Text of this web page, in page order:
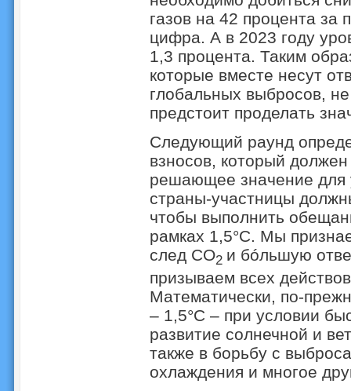
газов на 42 процента за
цифра. А в 2023 году
1,3 процента. Таким
которые вместе несут
глобальных выбросов,
предстоит проделать
Следующий раунд
взносов, который
решающее значение для
страны-участницы
чтобы выполнить
рамках 1,5°C. Мы
след CO2 и бóльшую
призываем всех
Математически, по-
– 1,5°C – при условии
развитие солнечной и
также в борьбу с
охлаждения и многое